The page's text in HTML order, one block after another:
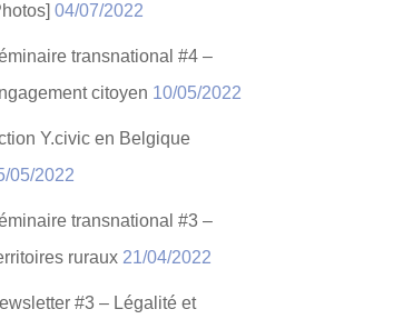
04/07/2022
transnational #4 –
citoyen 10/05/2022
Y.civic en Belgique
05/2022
transnational #3 –
ruraux 21/04/2022
#3 – Légalité et